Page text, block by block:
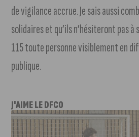
de vigilance accrue. Je sais aussi
solidaires et qu’ils n’hésiteront pas à
115 toute personne visiblement en
publique.
J'AIME LE DFCO